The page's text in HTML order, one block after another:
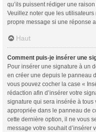
qu’ils puissent rédiger une
Veuillez noter que les
propre message si une réponse
Haut
Comment puis-je insérer une
Pour insérer une signature à un
en créer une depuis le panneau
vous pouvez cocher la case «
rédaction afin d’insérer votre
signature qui sera insérée à tous
appropriée dans le panneau de
cette dernière option, il ne vous
message votre souhait d’insérer